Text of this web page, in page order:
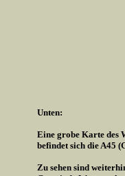
Unten:
Eine grobe Karte des
befindet sich die A45
Zu sehen sind